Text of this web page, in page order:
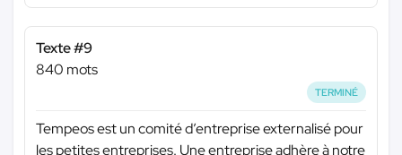
Texte #9
840 mots
TERMINÉ
Tempeos est un comité d’entreprise externalisé pour
les petites entreprises. Une entreprise adhère à notre